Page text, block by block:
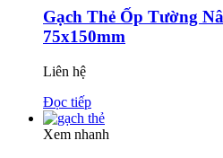
Gạch Thẻ Ốp Tường
75x150mm
Liên hệ
Đọc tiếp
Xem nhanh